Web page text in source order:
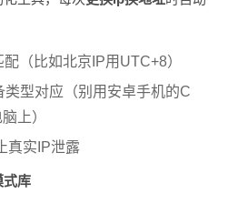
（比如北京IP用UTC+8）
类型对应（别用安卓手机的C
上）
真实IP泄露
式库